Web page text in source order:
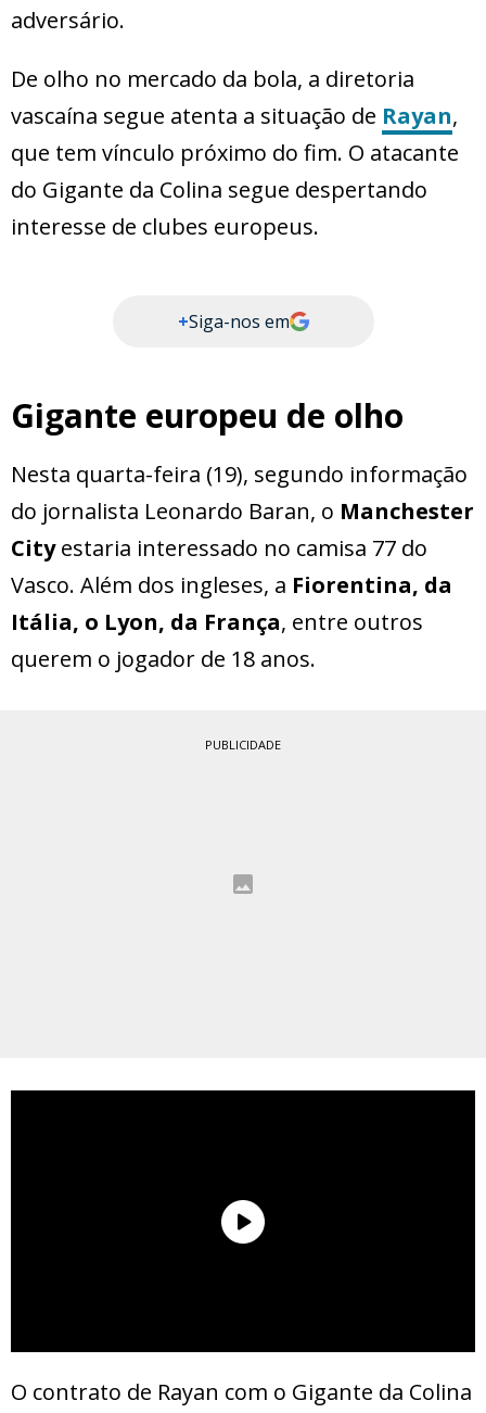
adversário.
De olho no mercado da bola, a diretoria
vascaína segue atenta a situação de Rayan,
que tem vínculo próximo do fim. O atacante
do Gigante da Colina segue despertando
interesse de clubes europeus.
+Siga-nos em
Gigante europeu de olho
Nesta quarta-feira (19), segundo informação
do jornalista Leonardo Baran, o Manchester
Cityestaria interessado no camisa 77 do
Vasco. Além dos ingleses, a Fiorentina, da
Itália, o Lyon, da França, entre outros
querem o jogador de 18 anos.
PUBLICIDADE
O contrato de Rayan com o Gigante da Colina